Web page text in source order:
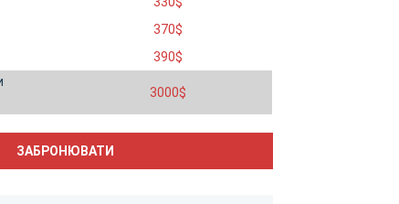
370$
390$
3000$